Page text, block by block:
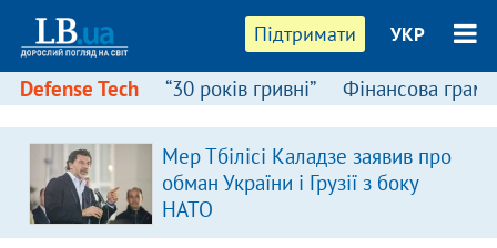
Підтримати УКР
Defense Tech “30 років гривні” Фінансова
Мер Тбілісі Каладзе заявив про
обман України і Грузії з боку
НАТО